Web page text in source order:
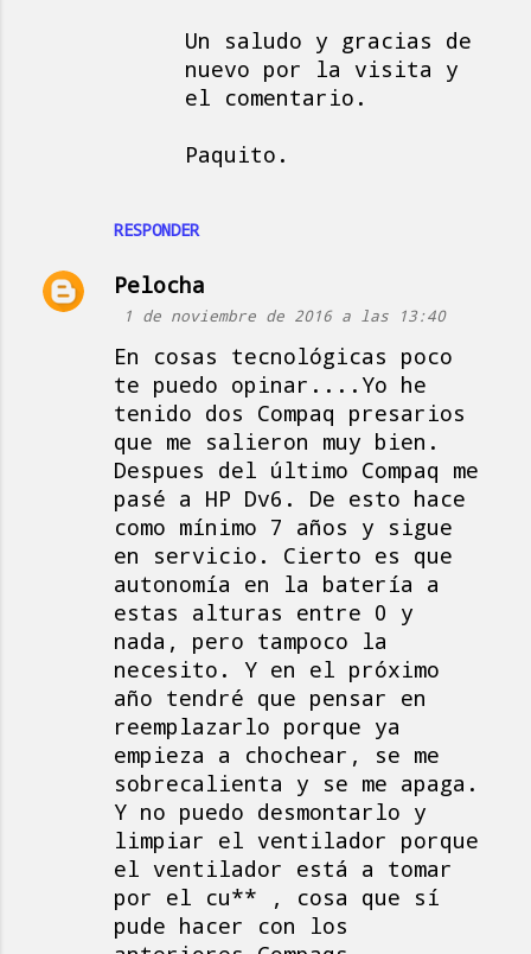
RESPONDER
Un saludo y gracias de
nuevo por la visita y
el comentario.
Paquito.
Pelocha
1 de noviembre de 2016 a las 13:40
En cosas tecnológicas poco
te puedo opinar....Yo he
tenido dos Compaq presarios
que me salieron muy bien.
Despues del último Compaq me
pasé a HP Dv6. De esto hace
como mínimo 7 años y sigue
en servicio. Cierto es que
autonomía en la batería a
estas alturas entre 0 y
nada, pero tampoco la
necesito. Y en el próximo
año tendré que pensar en
reemplazarlo porque ya
empieza a chochear, se me
sobrecalienta y se me apaga.
Y no puedo desmontarlo y
limpiar el ventilador porque
el ventilador está a tomar
por el cu** , cosa que sí
pude hacer con los